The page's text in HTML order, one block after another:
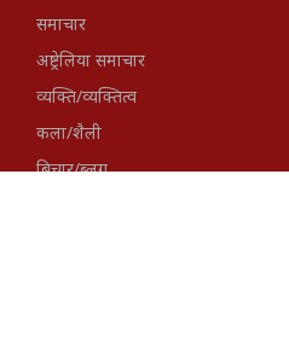
समाचार
अष्ट्रेलिया समाचार
व्यक्ति/व्यक्तित्व
कला/शैली
बिचार/ब्लग